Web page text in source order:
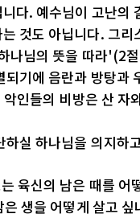
다. 예수님이 고난의
것도 아닙니다. 그
나님의 뜻을 따라'(2
기에 음란과 방탕과
인들의 비방은 산 자
실 하나님을 의지하
육신의 남은 때를 어
생을 어떻게 살고 싶